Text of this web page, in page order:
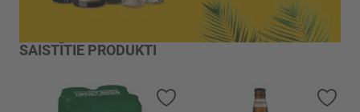
SAISTĪTIE PRODUKTI
Pievienot vēlmju sarakstam